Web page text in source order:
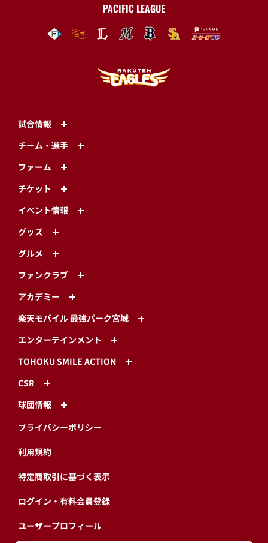
PACIFIC LEAGUE
試合情報
チーム・選手
ファーム
チケット
イベント情報
グッズ
グルメ
ファンクラブ
アカデミー
楽天モバイル 最強パーク宮城
エンターテインメント
TOHOKU SMILE ACTION
CSR
球団情報
プライバシーポリシー
利用規約
特定商取引に基づく表示
ログイン・有料会員登録
ユーザープロフィール